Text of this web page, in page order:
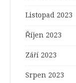
Listopad 2023
Říjen 2023
Září 2023
Srpen 2023